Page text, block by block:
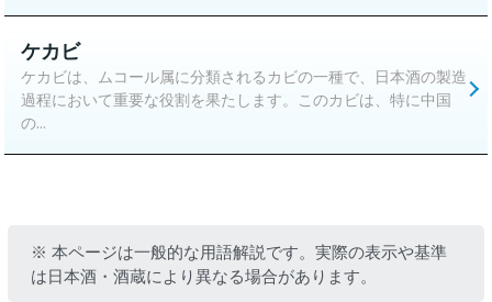
ケカビ
ケカビは、ムコール属に分類されるカビの一種で、日本酒の製造
過程において重要な役割を果たします。このカビは、特に中国
の...
※ 本ページは一般的な用語解説です。実際の表示や基準
は日本酒・酒蔵により異なる場合があります。